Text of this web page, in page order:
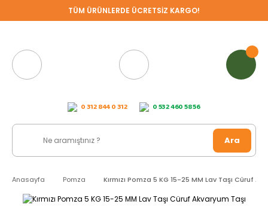
TÜM ÜRÜNLERDE ÜCRETSİZ KARGO!
0 312 844 0 312 0 532 460 58 56
Ara
Anasayfa Pomza Kırmızı Pomza 5 KG 15-25 MM Lav Taşı Cüruf